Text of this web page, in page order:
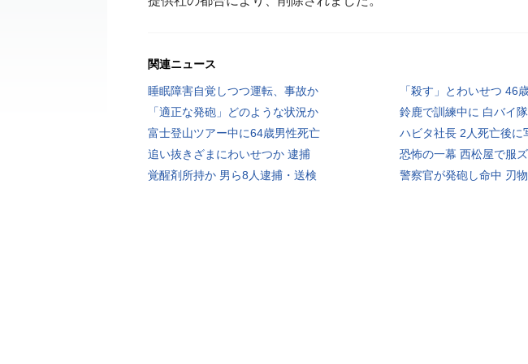
関連ニュース
睡眠障害自覚しつつ運転、事故か
「殺す」とわいせつ 46
「適正な発砲」どのような状況か
鈴鹿で訓練中に 白バイ
富士登山ツアー中に64歳男性死亡
ハビタ社長 2人死亡後に
追い抜きざまにわいせつか 逮捕
恐怖の一幕 西松屋で服
覚醒剤所持か 男ら8人逮捕・送検
警察官が発砲し命中 刃